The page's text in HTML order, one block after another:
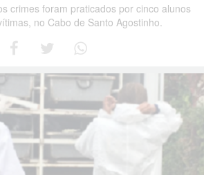
crimes foram praticados por cinco alunos
no Cabo de Santo Agostinho.